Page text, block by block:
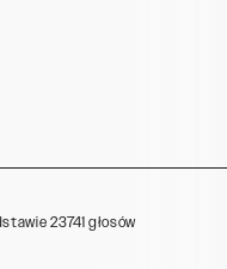
23741 głosów